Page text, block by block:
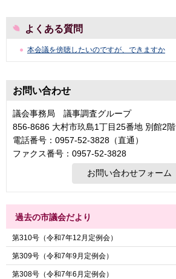
よくある質問
本会議を傍聴したいのですが、できますか
お問い合わせ
議会事務局 議事調査グループ
856-8686 大村市玖島1丁目25番地 別館2階
電話番号：0957-52-3828（直通）
ファクス番号：0957-52-3828
過去の市議会だより
第310号（令和7年12月定例会）
第309号（令和7年9月定例会）
第308号（令和7年6月定例会）